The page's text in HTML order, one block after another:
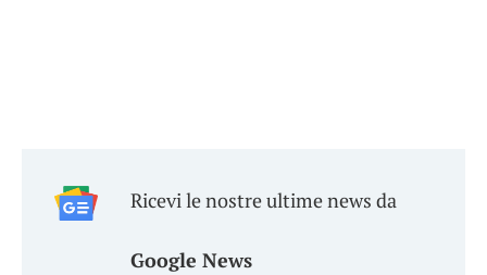
Ricevi le nostre ultime news da
Google News